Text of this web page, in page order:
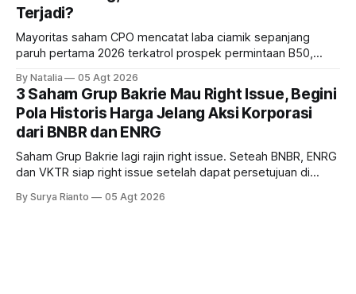
Terjadi?
Mayoritas saham CPO mencatat laba ciamik sepanjang
paruh pertama 2026 terkatrol prospek permintaan B50,
diprediksi semakin terlihat mendekati 2027. Kira-kira gimana
prospeknya? apakah masih menarik dilirik sektor ini?
By Natalia 05 Agt 2026
3 Saham Grup Bakrie Mau Right Issue, Begini
Pola Historis Harga Jelang Aksi Korporasi
dari BNBR dan ENRG
Saham Grup Bakrie lagi rajin right issue. Seteah BNBR, ENRG
dan VKTR siap right issue setelah dapat persetujuan di
pola saham Grup Bakrie jelang right issue
By Surya Rianto 05 Agt 2026